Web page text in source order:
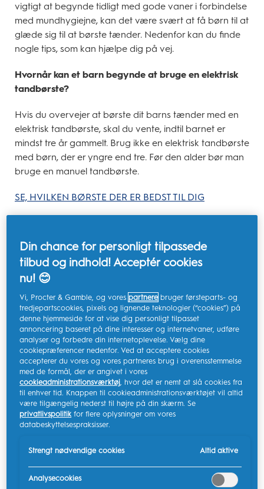
vigtigt at begynde tidligt med gode vaner i forbindelse
med mundhygiejne, kan det være svært at få børn til at
glæde sig til at børste tænder. Nedenfor kan du finde
nogle tips, som kan hjælpe dig på vej.
Hvornår kan et barn begynde at bruge en elektrisk
tandbørste?
Hvis du overvejer at børste dit barns tænder med en
elektrisk tandbørste, skal du vente, indtil barnet er
mindst tre år gammelt. Brug ikke en elektrisk tandbørste
med børn, der er yngre end tre. Før den alder bør man
bruge en manuel tandbørste.
SE, HVILKEN BØRSTE DER ER BEDST TIL DIG
Hvad er fordelene ved en elektrisk tandbørste?
Din chance for personligt tilpassede
tilbud og indhold! Acceptér cookies
nu! 😊
Vi, Procter & Gamble, og vorespartnere bruger førsteparts- og
tredjepartscookies, pixels og lignende teknologier (“cookies”) på
denne hjemmeside for at vise dig personligt tilpasset
annoncering baseret på dine interesser og internetvaner, udføre
analyser og forbedre din internetoplevelse. Vælg dine
cookiepræferencer nedenfor. Ved at acceptere cookies
accepterer du vores og vores partneres brug i overensstemmelse
med de formål, der er angivet i vores
cookieadministrationsværktøj , hvor det er nemt at slå cookies fra
til enhver tid. Knappen til cookieadministrationsværktøjet vil altid
være tilgængelig nederst til højre på din skærm. Se
privatlivspolitik for flere oplysninger om vores
databeskyttelsespraksisser.
Strengt nødvendige cookies Altid aktive
Analysecookies